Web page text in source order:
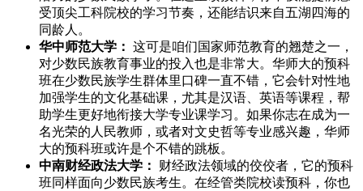
受顶尖工科院校的学习节奏，还能结识来自五湖四海的
同龄人。
华中师范大学： 这可是咱们国家师范教育的翘楚之一，
对少数民族教育事业的投入也是非常大。华师大的预科
班在少数民族学生群体里口碑一直不错，它会针对性地
加强学生的文化基础课，尤其是汉语、英语等课程，帮
助学生更好地衔接大学专业课学习。如果你志在成为一
名光荣的人民教师，或者对文史哲等专业感兴趣，华师
大的预科班或许是个不错的跳板。
中南财经政法大学： 财经政法领域的佼佼者，它的预科
班同样面向少数民族考生。在经管类院校读预科，你也